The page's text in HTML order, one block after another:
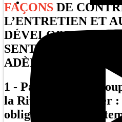
FAÇONS DE
L’ENTRETIEN ET
DÉVELOPPEMENT
SENTIERS DE
ADÈLE
1 - Parc du Mont
la Rivière Doncaster :
obligatoire en tout